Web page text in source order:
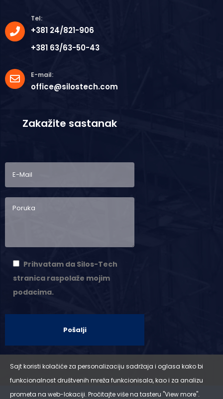
Tel:
+381 24/821-906
+381 63/63-50-43
E-mail:
office@silostech.com
Zakažite sastanak
Prihvatam da Silos-Tech
stranica raspolaže mojim
podacima.
Alternative:
Sajt koristi kolačiće za personalizaciju sadržaja i oglasa kako bi
funkcionalnost društvenih mreža funkcionisala, kao i za analizu
prometa na web-lokaciji. Pročitajte više na tasteru "View more".